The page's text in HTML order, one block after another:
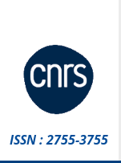
ISSN : 2755-3755